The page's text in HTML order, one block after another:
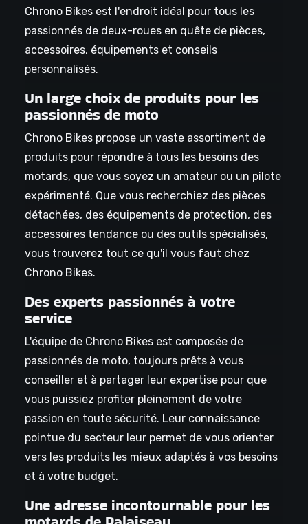
Chrono Bikes est l'endroit idéal pour tous les
passionnés de deux-roues en quête de pièces,
accessoires, équipements et conseils
personnalisés.
Un large choix de produits pour les
passionnés de moto
Chrono Bikes propose un vaste assortiment de
produits pour répondre à tous les besoins des
motards, que vous soyez un amateur ou un pilote
expérimenté. Que vous recherchiez des pièces
détachées, des équipements de protection, des
accessoires tendance ou des outils spécialisés,
vous trouverez tout ce qu'il vous faut chez
Chrono Bikes.
Des experts passionnés à votre
service
L'équipe de Chrono Bikes est composée de
passionnés de moto, toujours prêts à vous
conseiller et à partager leur expertise pour que
vous puissiez profiter pleinement de votre
passion en toute sécurité. Leur connaissance
pointue du secteur leur permet de vous orienter
vers les produits les mieux adaptés à vos besoins
et à votre budget.
Une adresse incontournable pour les